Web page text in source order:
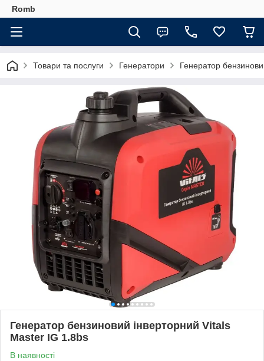
Romb
Товари та послуги Генератори Генератор
Генератор бензиновий інверторний Vitals
Master IG 1.8bs
В наявності